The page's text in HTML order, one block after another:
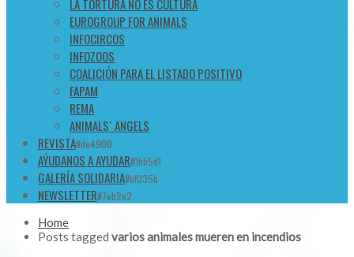
LA TORTURA NO ES CULTURA
EUROGROUP FOR ANIMALS
INFOCIRCOS
INFOZOOS
COALICIÓN PARA EL LISTADO POSITIVO
FAPAM
REMA
ANIMALS´ ANGELS
REVISTA#de4900
AÝUDANOS A AYUDAR#1bb5d1
GALERÍA SOLIDARIA#bf035b
NEWSLETTER#7eb2e2
Home
Posts tagged varios animales mueren en incendios